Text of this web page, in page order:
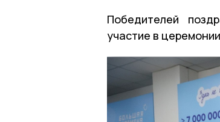
Победителей
участие в